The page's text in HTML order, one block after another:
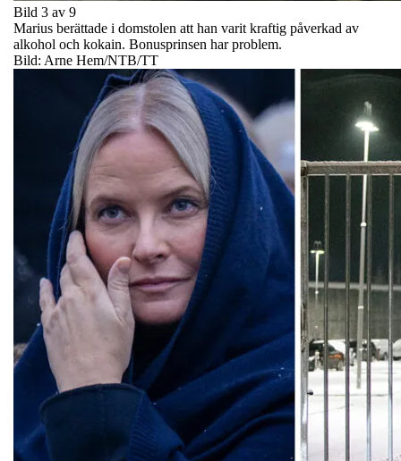
Bild 3 av 9
Marius berättade i domstolen att han varit kraftig påverkad av
alkohol och kokain. Bonusprinsen har problem.
Bild: Arne Hem/NTB/TT